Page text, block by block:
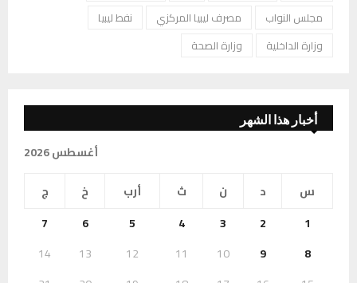
مجلس النواب
مصرف ليبيا المركزي
نفط ليبيا
وزارة الداخلية
وزارة الصحة
أخبار هذا الشهر
أغسطس 2026
س
د ن ث أرب خ
ج
1
2
3
4
5
6
7
8
9
10
11
12
13
14